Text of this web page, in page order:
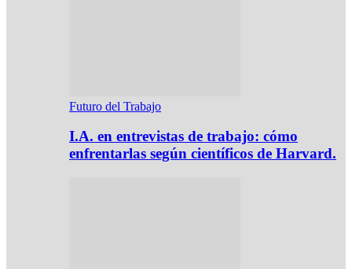
Futuro del Trabajo
I.A. en entrevistas de trabajo: cómo
enfrentarlas según científicos de Harvard.